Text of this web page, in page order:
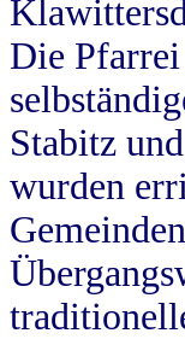
Die
Stabitz
wurden